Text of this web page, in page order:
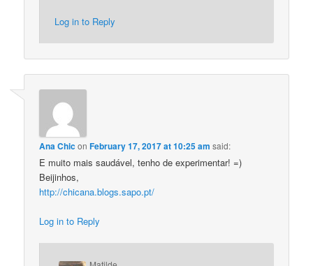
Log in to Reply
Ana ChiconFebruary 17, 2017 at 10:25 am said:
E muito mais saudável, tenho de experimentar! =)
Beijinhos,
http://chicana.blogs.sapo.pt/
Log in to Reply